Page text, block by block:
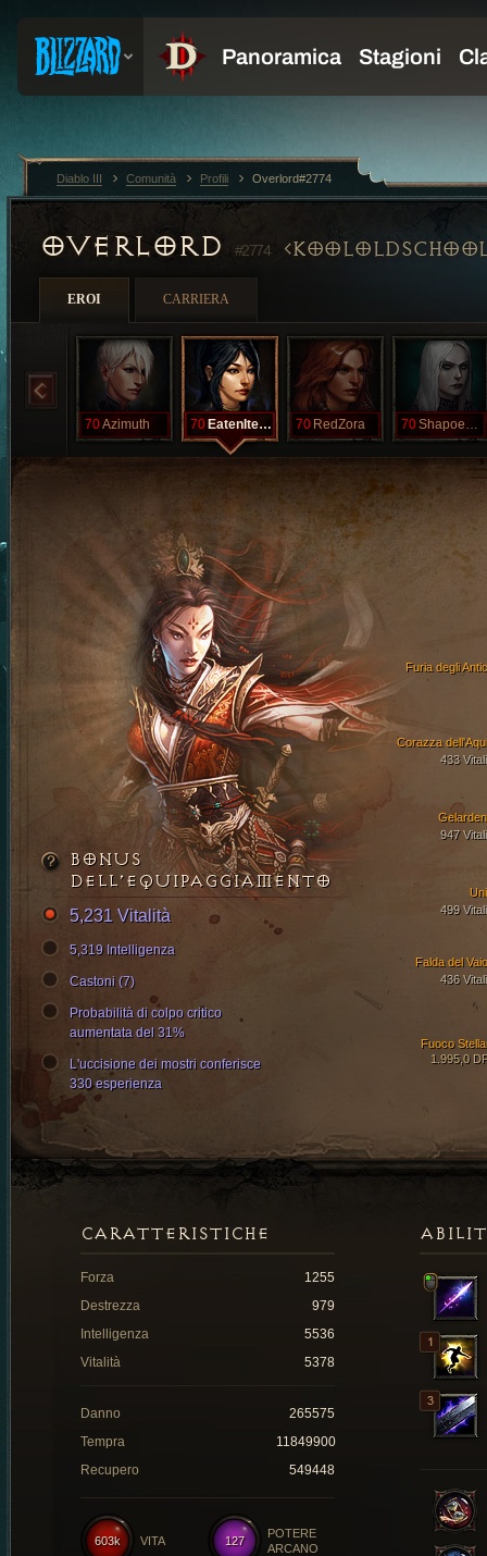
OVERLORD #2774
EROI CARRIERA
70Azimuth 70 EatenItems 70 RedZora 70 ShapoeShapoe
Corazza
433
947
Furia degli
Falda del
436
Fuoco
1.995,0
499
BONUS
DELL’EQUIPAGGIAMENTO
5,231 Vitalità
5,319 Intelligenza
Castoni (7)
Probabilità di colpo critico
aumentata del 31%
L'uccisione dei mostri conferisce
330 esperienza
CARATTERISTICHE
Forza
1255
Destrezza
979
Intelligenza
5536
Vitalità
5378
Danno
265575
Tempra
11849900
Recupero
549448
127
POTERE
ARCANO
603k VITA
Diablo III Comunità Profili Overlord#2774